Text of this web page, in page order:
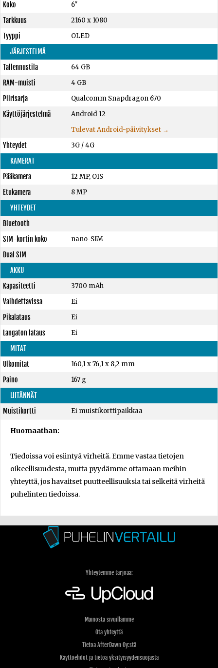
Koko
6"
Tarkkuus
2160 x 1080
Tyyppi
OLED
JÄRJESTELMÄ
Tallennustila
64 GB
RAM-muisti
4 GB
Piirisarja
Qualcomm Snapdragon 670
Käyttöjärjestelmä
Android 12
Tulevat Android-päivitykset →
Yhteydet
3G / 4G
KAMERAT
Pääkamera
12 MP, OIS
Etukamera
8 MP
YHTEYDET
Bluetooth
SIM-kortin koko
nano-SIM
Dual SIM
AKKU
Kapasiteetti
3700 mAh
Vaihdettavissa
Ei
Pikalataus
Ei
Langaton lataus
Ei
MITAT
Ulkomitat
160,1 x 76,1 x 8,2 mm
Paino
167 g
LIITÄNNÄT
Muistikortti
Ei muistikorttipaikkaa
Huomaathan:
Tiedoissa voi esiintyä virheitä. Emme vastaa tietojen
oikeellisuudesta, mutta pyydämme ottamaan meihin
yhteyttä, jos havaitset puutteellisuuksia tai selkeitä virheitä
puhelinten tiedoissa.
Yhteytemme tarjoaa:
Mainosta sivuillamme
Ota yhteyttä
Tietoa AfterDawn Oy:stä
Käyttöehdot ja tietoa yksityisyydensuojasta